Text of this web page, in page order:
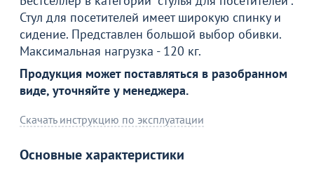
Стул для посетителей имеет широкую спинку и
сидение. Представлен большой выбор обивки.
Максимальная нагрузка - 120 кг.
Продукция может поставляться в разобранном
виде, уточняйте у менеджера.
Скачать инструкцию по эксплуатации
Основные характеристики
Товар в корзине
Стул ИЗО, бордовый
3 890 ₽
В корзине
Продолжить покупки